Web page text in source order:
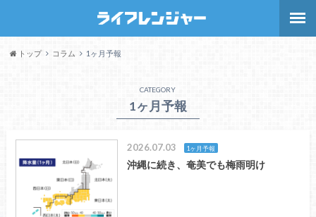
トップ コラム 1ヶ月予報
CATEGORY
1ヶ月予報
2026.07.03 1ヶ月予報
沖縄に続き、奄美でも梅雨明け